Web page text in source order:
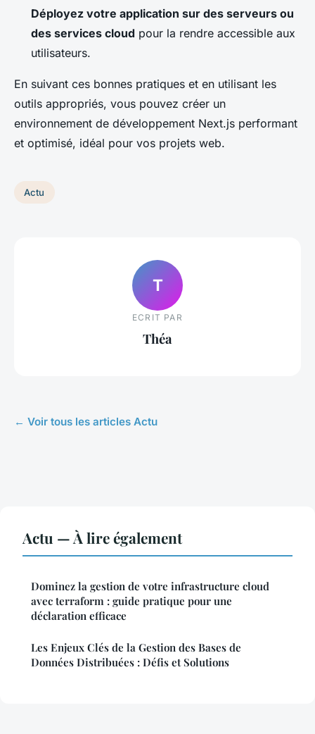
Déployez votre application sur des serveurs ou
des services cloud pour la rendre accessible aux
utilisateurs.
En suivant ces bonnes pratiques et en utilisant les
outils appropriés, vous pouvez créer un
environnement de développement Next.js performant
et optimisé, idéal pour vos projets web.
Actu
T
ECRIT PAR
Théa
← Voir tous les articles Actu
Actu — À lire également
Dominez la gestion de votre infrastructure cloud
avec terraform : guide pratique pour une
déclaration efficace
Les Enjeux Clés de la Gestion des Bases de
Données Distribuées : Défis et Solutions